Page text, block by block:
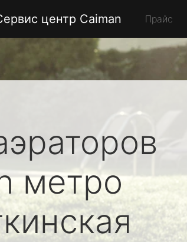
центр Caiman Прайс
метро